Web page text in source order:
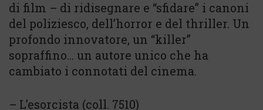
di film – di ridisegnare e “sfidare” i canoni
del poliziesco, dell’horror e del thriller. Un
profondo innovatore, un “killer”
sopraffino… un autore unico che ha
cambiato i connotati del cinema.
– L’esorcista (coll. 7510)